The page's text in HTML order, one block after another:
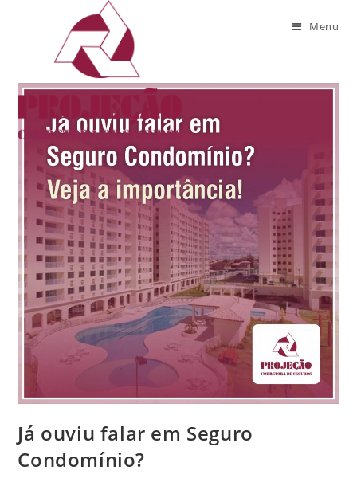
Menu
Monthly Archives: Agosto 2022
Já ouviu falar em Seguro
Condomínio?